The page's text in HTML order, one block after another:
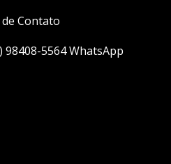
de Contato
98408-5564 WhatsApp